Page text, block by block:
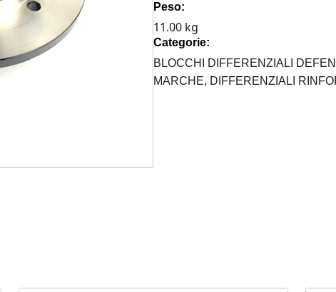
ASHCROFT
DEFENDER
110
quantità
Peso:
11.00 kg
Categorie:
BLOCCHI DIFFERENZIALI
MARCHE, DIFFERENZIALI